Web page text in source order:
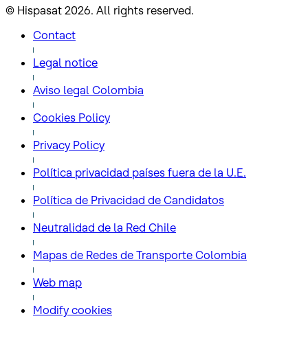
© Hispasat 2026. All rights reserved.
Contact
Legal notice
Aviso legal Colombia
Cookies Policy
Privacy Policy
Política privacidad países fuera de la U.E.
Política de Privacidad de Candidatos
Neutralidad de la Red Chile
Mapas de Redes de Transporte Colombia
Web map
Modify cookies